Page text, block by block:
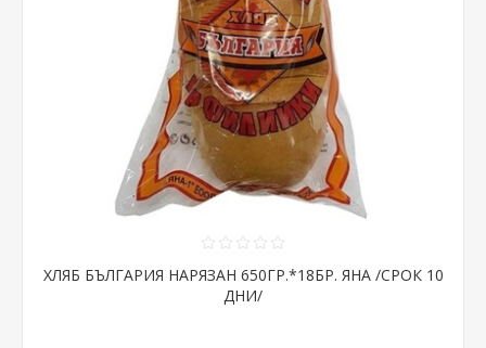
ХЛЯБ БЪЛГАРИЯ НАРЯЗАН 650ГР.*18БР. ЯНА /СРОК 10
ДНИ/